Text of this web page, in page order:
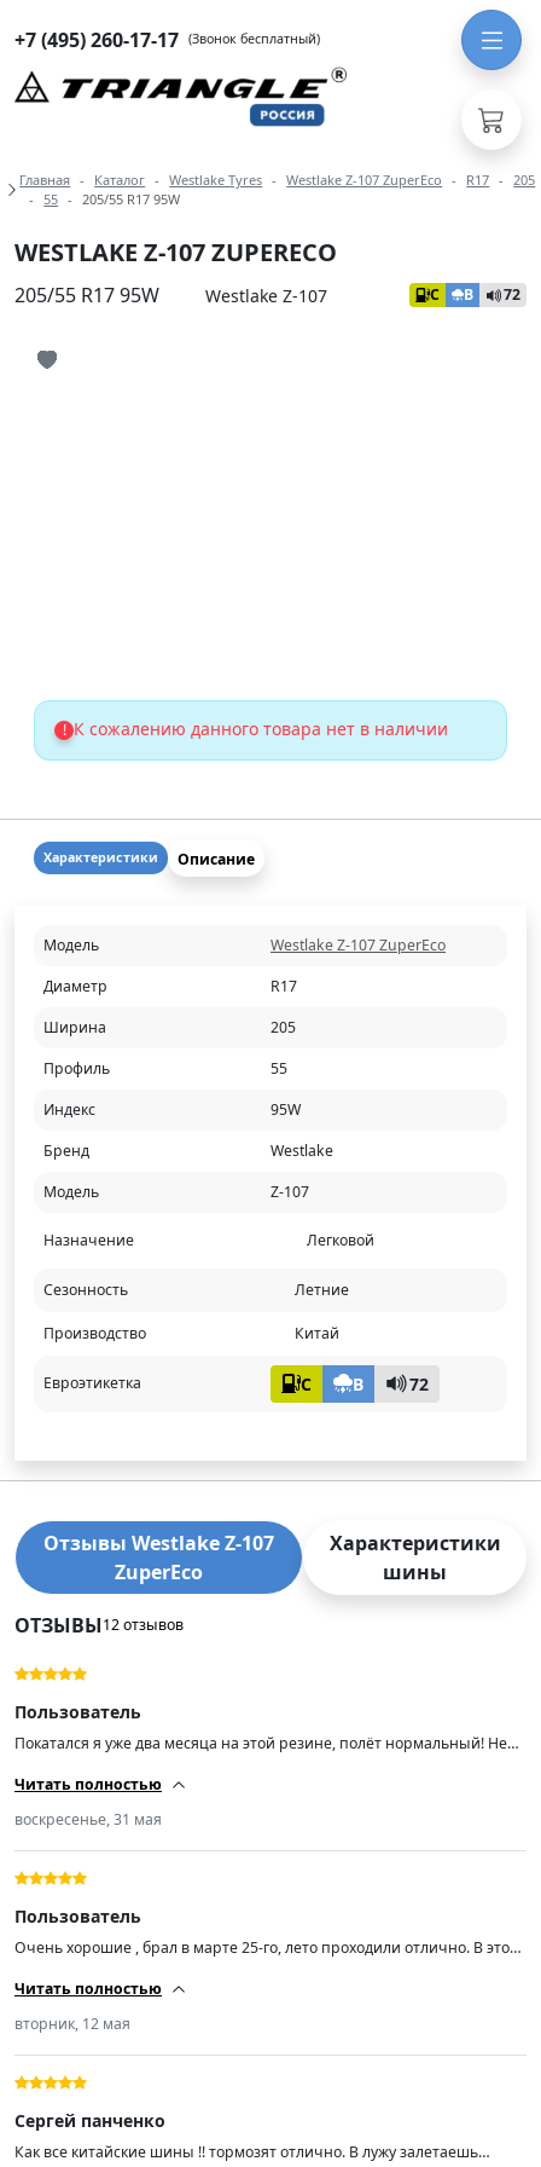
+7 (495) 260-17-17 (Звонок бесплатный)
Навигация по разделам модели
Главная Каталог Westlake Tyres Westlake Z-107 ZuperEco R17
205
55
205/55 R17 95W
WESTLAKE Z-107 ZUPERECO
205/55 R17 95W Westlake Z-107 C B 72
! К сожалению данного товара нет в наличии
Характеристики Описание
Модель
Westlake Z-107 ZuperEco
Диаметр
R17
Ширина
205
Профиль
55
Индекс
95W
Бренд
Westlake
Модель
Z-107
Назначение Легковой
Сезонность Летние
Производство Китай
Евроэтикетка C B 72
Отзывы Westlake Z-107
ZuperEco
Характеристики
шины
ОТЗЫВЫ12 отзывов
Пользователь
Покатался я уже два месяца на этой резине, полёт нормальный! Не
отлично, мокрая трасса — также. Далее посмотрим, на сколько
Читать полностью
воскресенье, 31 мая
Пользователь
Очень хорошие , брал в марте 25-го, лето проходили отлично. В этом
новое. Спасибо!!!
Читать полностью
вторник, 12 мая
Сергей панченко
Как все китайские шины !! тормозят отлично. В лужу залетаешь